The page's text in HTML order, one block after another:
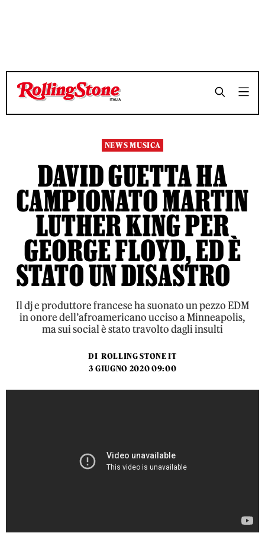
TEMPO DI LETTURA 3 MINUTI SHARE
TEMPO DI LETTURA 3 MINUTI SHARE
NEWS MUSICA
DAVID GUETTA HA
CAMPIONATO MARTIN
LUTHER KING PER
GEORGE FLOYD, ED È
STATO UN DISASTRO
Il dj e produttore francese ha suonato un pezzo EDM
in onore dell’afroamericano ucciso a Minneapolis,
ma sui social è stato travolto dagli insulti
DI ROLLING STONE IT
3 GIUGNO 2020 09:00